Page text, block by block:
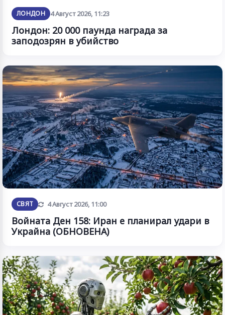
ЛОНДОН 4 Август 2026, 11:23
Лондон: 20 000 паунда награда за
заподозрян в убийство
СВЯТ Обновена
4 Август 2026, 11:00
Войната Ден 158: Иран е планирал удари в
Украйна (ОБНОВЕНА)